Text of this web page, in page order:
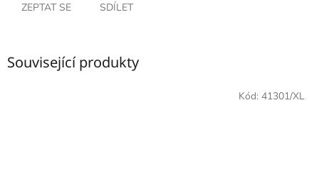
ZEPTAT SE SDÍLET
Související produkty
Kód: 41301/XL